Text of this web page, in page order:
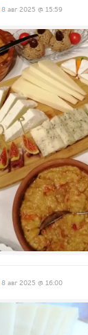
8 авг 2025 @ 15:59
8 авг 2025 @ 16:00